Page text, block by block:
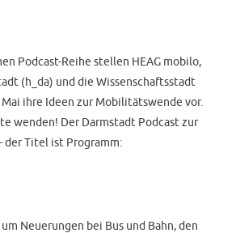
Podcast-Reihe stellen HEAG mobilo,
(h_da) und die Wissenschaftsstadt
ihre Ideen zur Mobilitätswende vor.
wenden! Der Darmstadt Podcast zur
der Titel ist Programm:
Neuerungen bei Bus und Bahn, den